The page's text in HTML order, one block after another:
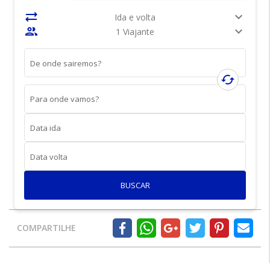
sync_alt Ida e volta
expand_more
people
1 Viajante expand_more
De onde sairemos?
cached
Para onde vamos?
Data ida
Data volta
BUSCAR
COMPARTILHE